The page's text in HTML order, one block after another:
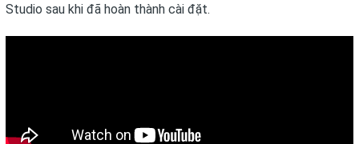
Studio sau khi đã hoàn thành cài đặt.